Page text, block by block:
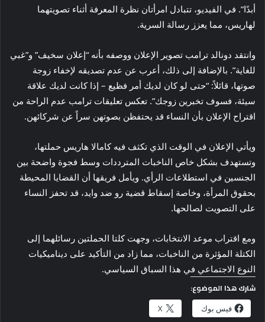
أبدًا”. في الفيديو، تتبادل امرأتان نظرة المعرفة أثناء تصويتهما
لهاريس، مما يعزز رسالة السرية.
وانتقد دونالد ترامب تصوير الإعلان ووصفه بأنه “إعلان سخيف” و”غبي
للغاية”. بالإضافة إلى ذلك، أعرب عن عدم تصديقه لإخفاء زوجة
صوتها، قائلاً: “حتى لو كان لديك أمر فظيع – إذا كانت لديك علاقة
سيئة، فسوف تخبرين زوجك”. تعكس تعليقات ترامب عدم الراحة من
اقتراح الإعلان بأن النساء قد يحتفظن بصوتهن سراً عن شركائهن.
ويأتي الإعلان في الوقت الذي تكثف فيه كامالا هاريس حملتها،
وتستهدف بشكل خاص الناخبات المترددات وسط فجوة واضحة بين
الجنسين في استطلاعات الرأي. ويأمل فريقها أن القضايا المحيطة
بحقوق المرأة، وخاصة إسقاط قضية رو ضد وايد، قد تحفز النساء
على التصويت لصالحها.
ومع اقتراب موعد الانتخابات، وجهت كلتا الحملتين رسائلهما إلى
الكتلة المؤثرة من الناخبات، مما زاد من التأكيد على ديناميكيات
النوع الاجتماعي في هذا السباق السياسي.
شارك هذا الموضوع:
فيس بوك X